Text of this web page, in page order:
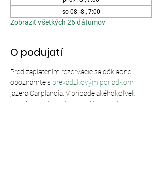
so 08. 8., 7:00
Zobraziť všetkých 26 dátumov
O podujatí
Pred zaplatením rezervácie sa dôkladne
oboznámte s prevádzkovým poriadkom
jazera Carplandia. V prípade akéhokoľvek
porušenia jeho ustanovení bude vstup